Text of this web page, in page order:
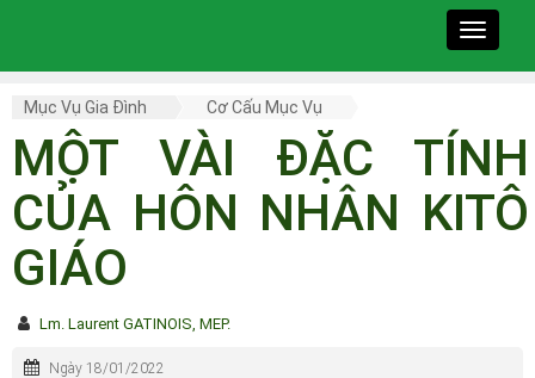
Toggle
Mục Vụ Gia Đình Cơ Cấu Mục Vụ
MỘT VÀI ĐẶC TÍNH
CỦA HÔN NHÂN KITÔ
GIÁO
Lm. Laurent GATINOIS, MEP.
Ngày 18/01/2022